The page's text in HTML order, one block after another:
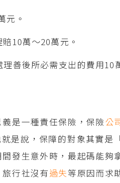
元。
10萬～20萬元。
善後所必需支出的費用10
是一種責任保險，保險公
就是說，保障的對象其實是
發生意外時，最起碼能夠
行社沒有過失等原因而求